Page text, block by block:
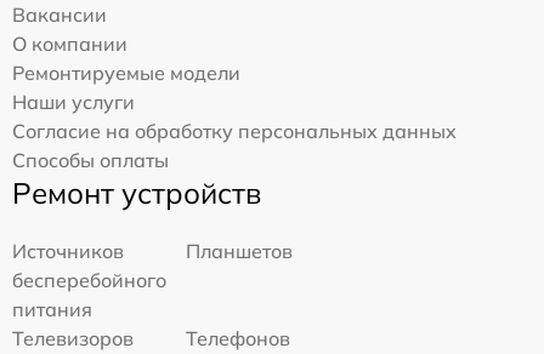
Вакансии
О компании
Ремонтируемые модели
Наши услуги
Согласие на обработку персональных данных
Способы оплаты
Ремонт устройств
Источников
бесперебойного
питания
Планшетов
Телевизоров
Телефонов